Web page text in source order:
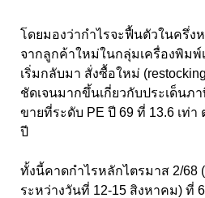
โดยมองว่ากำไรจะฟื้นตัวในครึ่ง
จากลูกค้าใหม่ในกลุ่มเครื่องพิมพ์
เริ่มกลับมา สั่งซื้อใหม่
ชัดเจนมากขึ้นเกี่ยวกับประเด็นภ
ขายที่ระดับ PE ปี 69 ที่ 13.6 เท่า
ปี
ทั้งนี้คาดกำไรหลักไตรมาส 2/68
ระหว่างวันที่ 12-15 สิงหาคม) ที่